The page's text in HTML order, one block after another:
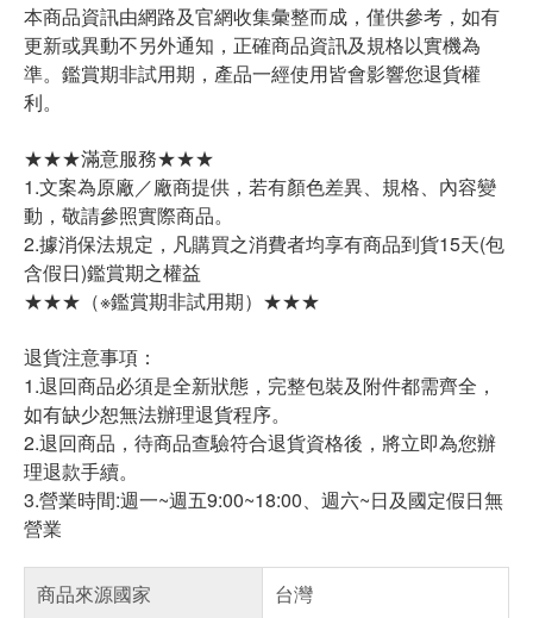
本商品資訊由網路及官網收集彙整而成，僅供參考，如有
更新或異動不另外通知，正確商品資訊及規格以實機為
準。鑑賞期非試用期，產品一經使用皆會影響您退貨權
利。
★★★滿意服務★★★
1.文案為原廠／廠商提供，若有顏色差異、規格、內容變
動，敬請參照實際商品。
2.據消保法規定，凡購買之消費者均享有商品到貨15天(包
含假日)鑑賞期之權益
★★★（※鑑賞期非試用期）★★★
退貨注意事項：
1.退回商品必須是全新狀態，完整包裝及附件都需齊全，
如有缺少恕無法辦理退貨程序。
2.退回商品，待商品查驗符合退貨資格後，將立即為您辦
理退款手續。
3.營業時間:週一~週五9:00~18:00、週六~日及國定假日無
營業
商品來源國家
台灣